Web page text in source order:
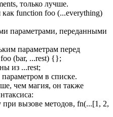
только лучше.
как function foo (...everything)
параметрами, переданными
параметрам перед
(bar, ...rest) {};
из ...rest;
в списке.
чем магия, он также
при вызове методов, fn(...[1, 2,